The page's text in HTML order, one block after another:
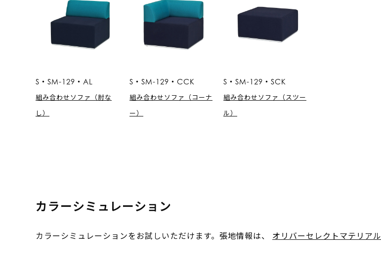
S・SM-129・AL
組み合わせソファ（肘な
し）
S・SM-129・CCK
組み合わせソファ（コーナ
ー）
S・SM-129・SCK
組み合わせソファ（スツー
ル）
カラーシミュレーション
カラーシミュレーションをお試しいただけます。張地情報は、 オリバーセレクトマテリアル